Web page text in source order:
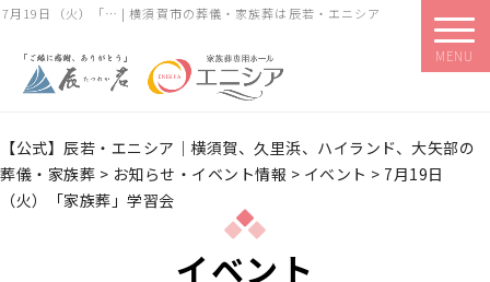
7月19日（火）「… | 横須賀市の葬儀・家族葬は辰若・エニシア
MENU
【公式】辰若・エニシア｜横須賀、久里浜、ハイランド、大矢部の
葬儀・家族葬 > お知らせ・イベント情報 > イベント > 7月19日
（火）「家族葬」学習会
イベント